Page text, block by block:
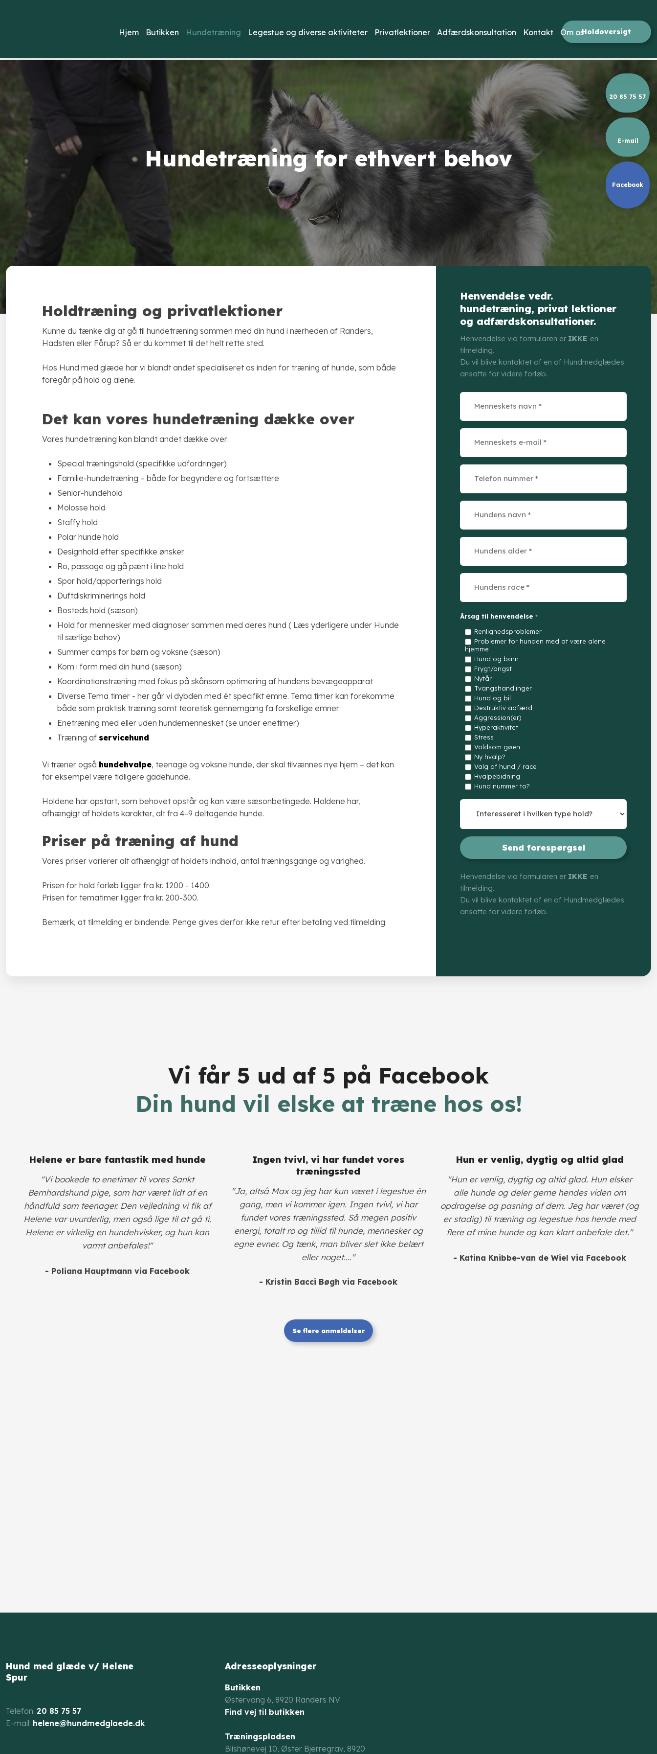
20 85 75 57
E-mail
Facebook
Hjem Butikken Hundetræning Legestue og diverse aktiviteter Privatlektioner Adfærdskonsultation Kontakt Om osHoldoversigt​
Hundetræning for ethvert behov
Holdtræning og privatlektioner
Kunne du tænke dig at gå til hundetræning sammen med din hund i nærheden af Randers,
Hadsten eller Fårup? Så er du kommet til det helt rette sted.
Hos Hund med glæde har vi blandt andet specialiseret os inden for træning af hunde, som både
foregår på hold og alene.
​Det kan vores hundetræning dække over
Vores hundetræning kan blandt andet dække over:
​Special træningshold (specifikke udfordringer)
​Familie-hundetræning – både for begyndere og fortsættere
​Senior-hundehold
Molosse hold
Staffy hold
Polar hunde hold
Designhold efter specifikke ønsker
Ro, passage og gå pænt i line hold
Spor hold/apporterings hold
Duftdiskriminerings hold
Bosteds hold (sæson)
Hold for mennesker med diagnoser sammen med deres hund ( Læs yderligere under Hunde
til særlige behov)
​Summer camps for børn og voksne (sæson)
Kom i form med din hund (sæson)
Koordinationstræning med fokus på skånsom optimering af hundens bevægeapparat
Diverse Tema timer - her går vi dybden med ét specifikt emne. Tema timer kan forekomme
både som praktisk træning samt teoretisk gennemgang fa forskellige emner.
Enetræning med eller uden hundemennesket (se under enetimer)
Træning afservicehund
Vi træner også hundehvalpe, teenage og voksne hunde, der skal tilvænnes nye hjem – det kan
for eksempel være tidligere gadehunde.
Holdene har opstart, som behovet opstår og kan være sæsonbetingede. Holdene har,
afhængigt af holdets karakter, alt fra 4-9 deltagende hunde.
Priser på træning af hund
Vores priser varierer alt afhængigt af holdets indhold, antal træningsgange og varighed.
Prisen for hold forløb ligger fra kr. 1200 - 1400.
Prisen for tematimer ligger fra kr. 200-300.
​Bemærk, at tilmelding er bindende. Penge gives derfor ikke retur efter betaling ved tilmelding.​
Henvendelse vedr.
hundetræning, privat lektioner
og adfærdskonsultationer.
Henvendelse via formularen er IKKE en
tilmelding.
Du vil blive kontaktet af en af Hundmedglædes
ansatte for videre forløb.
Årsag til henvendelse *
Renlighedsproblemer
Problemer for hunden med at være alene
hjemme
Hund og barn
Frygt/angst
Nytår
Tvangshandlinger
Hund og bil
Destruktiv adfærd
Aggression(er)
Hyperaktivitet
Stress
Voldsom gøen
Ny hvalp?
Valg af hund / race
Hvalpebidning
Hund nummer to?
Henvendelse via formularen er IKKE en
tilmelding.
Du vil blive kontaktet af en af Hundmedglædes
ansatte for videre forløb.​
Vi får 5 ud af 5 på Facebook
​Din hund vil elske at træne hos os!
​Helene er bare fantastik med hunde
​"Vi bookede to enetimer til vores Sankt
Bernhardshund pige, som har været lidt af en
håndfuld som teenager. Den vejledning vi fik af
Helene var uvurderlig, men også lige til at gå ti.
Helene er virkelig en hundehvisker, og hun kan
varmt anbefales!"
- Poliana Hauptmann via Facebook
Ingen tvivl, vi har fundet vores
træningssted
"Ja, altså Max og jeg har kun været i legestue én
gang, men vi kommer igen. Ingen tvivl, vi har
fundet vores træningssted. Så megen positiv
energi, totalt ro og tillid til hunde, mennesker og
egne evner. Og tænk, man bliver slet ikke belært
eller noget...."
- Kristin Bacci Bøgh via Facebook
Hun er venlig, dygtig og altid glad
"Hun er venlig, dygtig og altid glad. Hun elsker
alle hunde og deler gerne hendes viden om
opdragelse og pasning af dem. Jeg har været (og
er stadig) til træning og legestue hos hende med
flere af mine hunde og kan klart anbefale det."
- Katina Knibbe-van de Wiel via Facebook
Se flere anmeldelser​
Hund med glæde v/ Helene
Spur
​Telefon: 20 85 75 57
E-mail: ​ helene@hundmedglaede.dk
Adresseoplysninger
Butikken
Østervang 6, 8920 Randers NV​​
Find vej til butikken
Træningspladsen
Blishønevej 10, Øster Bjerregrav, 8920